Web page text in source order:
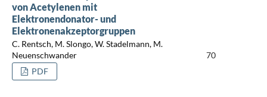
von Acetylenen mit
Elektronendonator- und
Elektronenakzeptorgruppen
C. Rentsch, M. Slongo, W. Stadelmann, M.
Neuenschwander
70
PDF